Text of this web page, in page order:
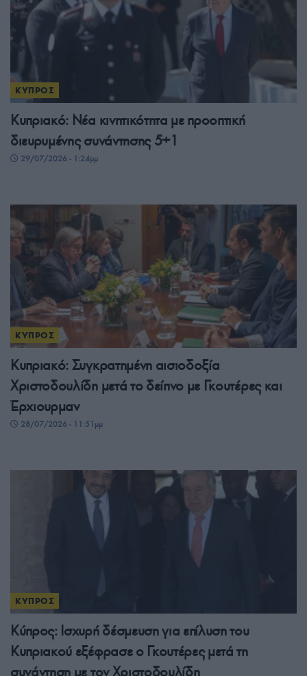
ΚΥΠΡΟΣ
Κυπριακό: Νέα κινητικότητα με προοπτική
διευρυμένης συνάντησης 5+1
29/07/2026 - 1:24μμ
ΚΥΠΡΟΣ
Κυπριακό: Συγκρατημένη αισιοδοξία
Χριστοδουλίδη μετά το δείπνο με Γκουτέρες και
Έρχιουρμαν
28/07/2026 - 11:51μμ
ΚΥΠΡΟΣ
Κύπρος: Ισχυρή δέσμευση για επίλυση του
Κυπριακού εξέφρασε ο Γκουτέρες μετά τη
συνάντηση με τον Χριστοδουλίδη